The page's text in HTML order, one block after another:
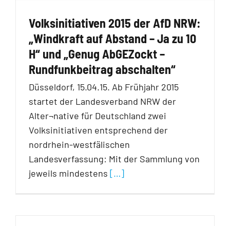
Volksinitiativen 2015 der AfD NRW:
„Windkraft auf Abstand – Ja zu 10
H“ und „Genug AbGEZockt –
Rundfunkbeitrag abschalten“
Düsseldorf, 15.04.15. Ab Frühjahr 2015
startet der Landesverband NRW der
Alter¬native für Deutschland zwei
Volksinitiativen entsprechend der
nordrhein-westfälischen
Landesverfassung: Mit der Sammlung von
jeweils mindestens […]